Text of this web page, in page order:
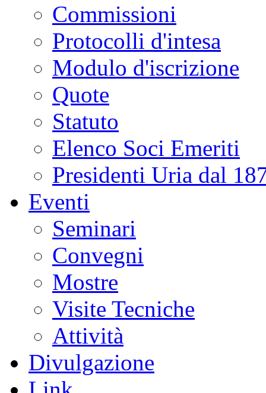
Commissioni
Protocolli d'intesa
Modulo d'iscrizione
Quote
Statuto
Elenco Soci Emeriti
Presidenti Uria dal
Eventi
Seminari
Convegni
Mostre
Visite Tecniche
Attività
Divulgazione